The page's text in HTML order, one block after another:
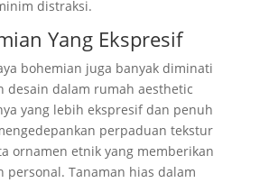
distraksi.
Yang Ekspresif
bohemian juga banyak diminati
desain dalam rumah aesthetic
yang lebih ekspresif dan penuh
perpaduan tekstur
ornamen etnik yang memberikan
personal. Tanaman hias dalam